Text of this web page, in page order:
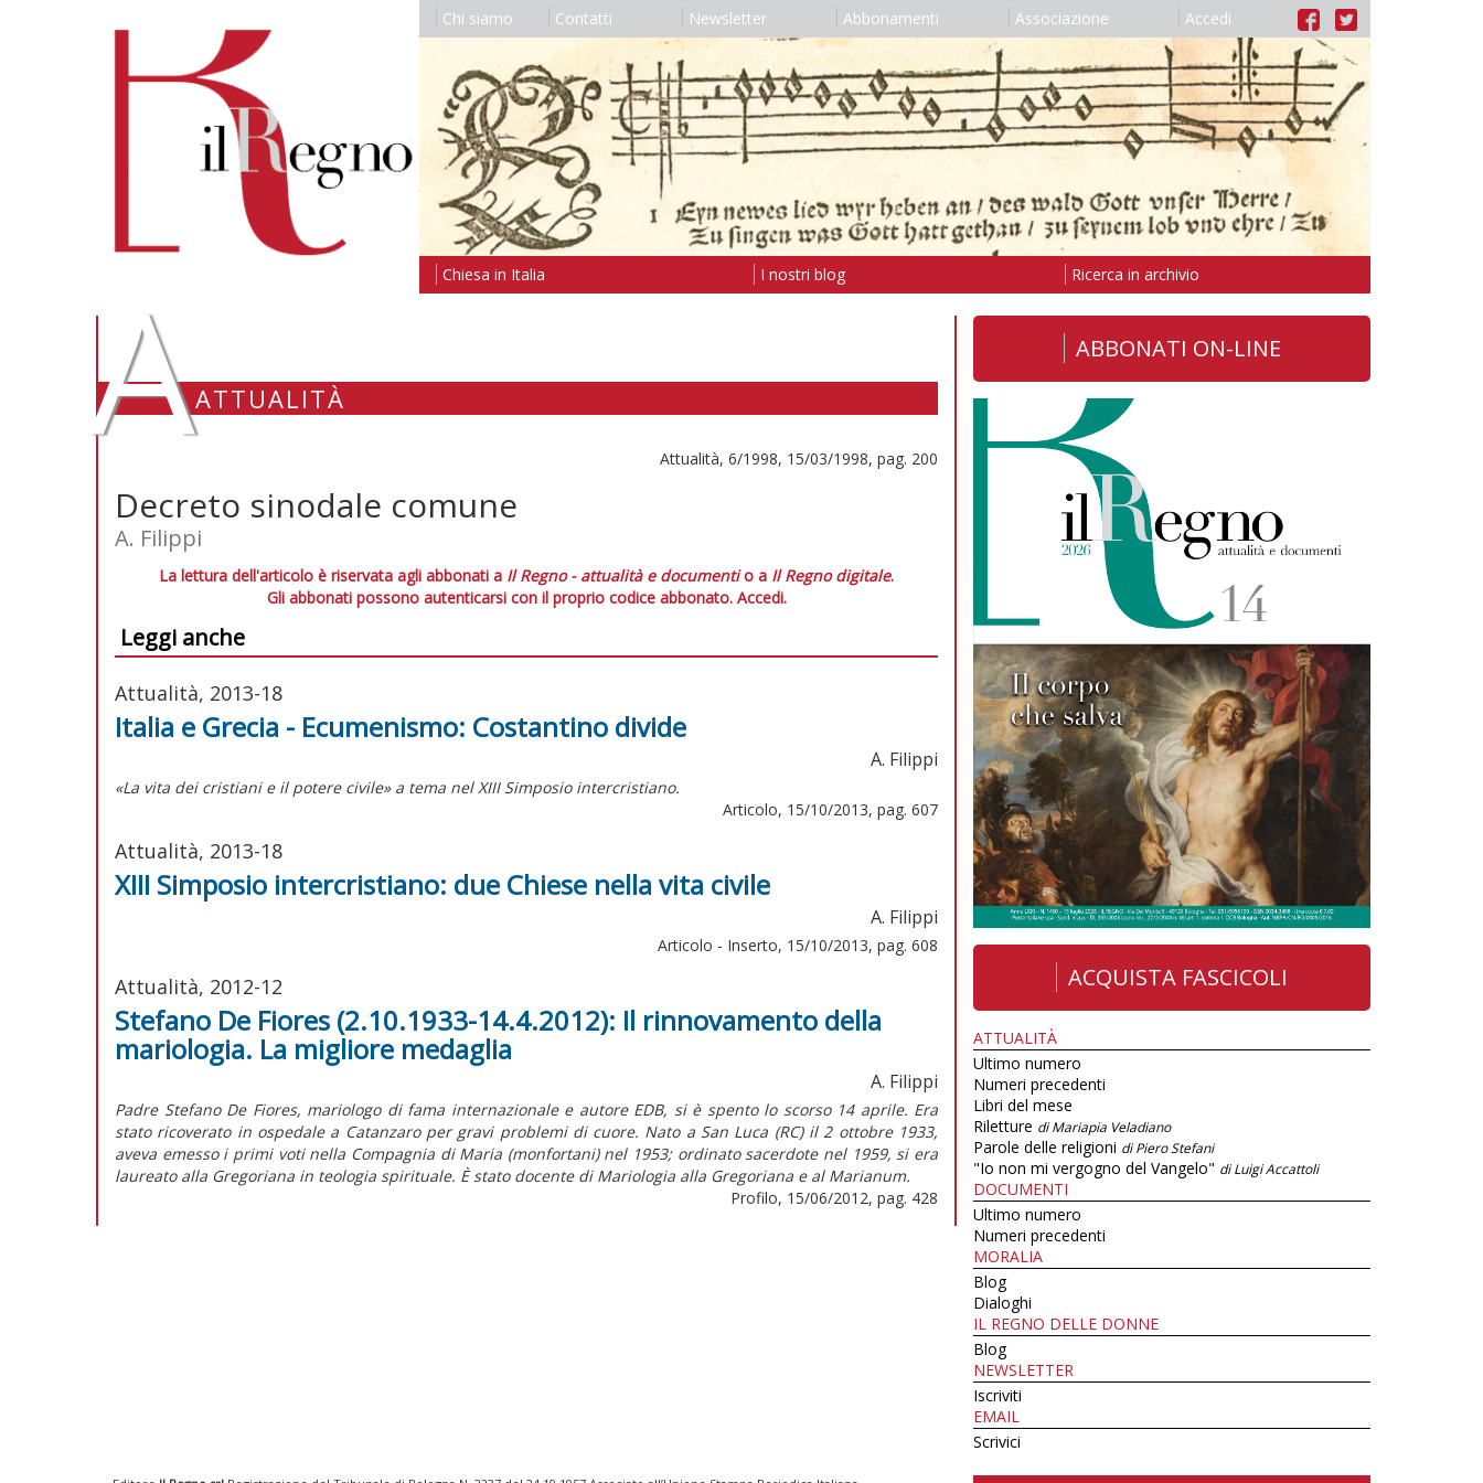
Chi siamo Contatti Newsletter Abbonamenti Associazione Accedi
Chiesa in Italia I nostri blog Ricerca in archivio
AATTUALITÀ
Attualità, 6/1998, 15/03/1998, pag. 200
Decreto sinodale comune
A. Filippi
La lettura dell'articolo è riservata agli abbonati a Il Regno - attualità e documentio a Il Regno digitale.
Gli abbonati possono autenticarsi con il proprio codice abbonato. Accedi.
Leggi anche
Attualità, 2013-18
Italia e Grecia - Ecumenismo: Costantino divide
A. Filippi
«La vita dei cristiani e il potere civile» a tema nel XIII Simposio intercristiano.
Articolo, 15/10/2013, pag. 607
Attualità, 2013-18
XIII Simposio intercristiano: due Chiese nella vita civile
A. Filippi
Articolo - Inserto, 15/10/2013, pag. 608
Attualità, 2012-12
Stefano De Fiores (2.10.1933-14.4.2012): Il rinnovamento della
mariologia. La migliore medaglia
A. Filippi
Padre Stefano De Fiores, mariologo di fama internazionale e autore EDB, si è spento lo scorso 14 aprile. Era
stato ricoverato in ospedale a Catanzaro per gravi problemi di cuore. Nato a San Luca (RC) il 2 ottobre 1933,
aveva emesso i primi voti nella Compagnia di Maria (monfortani) nel 1953; ordinato sacerdote nel 1959, si era
laureato alla Gregoriana in teologia spirituale. È stato docente di Mariologia alla Gregoriana e al Marianum.
Profilo, 15/06/2012, pag. 428
ABBONATI ON-LINE
ACQUISTA FASCICOLI
ATTUALITÀ
Ultimo numero
Numeri precedenti
Libri del mese
Riletture di Mariapia Veladiano
Parole delle religioni di Piero Stefani
"Io non mi vergogno del Vangelo" di Luigi Accattoli
DOCUMENTI
Ultimo numero
Numeri precedenti
MORALIA
Blog
Dialoghi
IL REGNO DELLE DONNE
Blog
NEWSLETTER
Iscriviti
EMAIL
Scrivici